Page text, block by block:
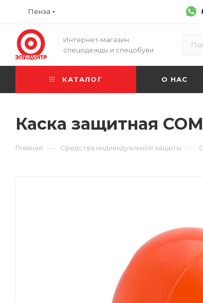
Пенза
Интернет-магазин
спецодежды и спецобуви
КАТАЛОГ О НАС
Каска защитная
Главная — Средства индивидуальной защиты —